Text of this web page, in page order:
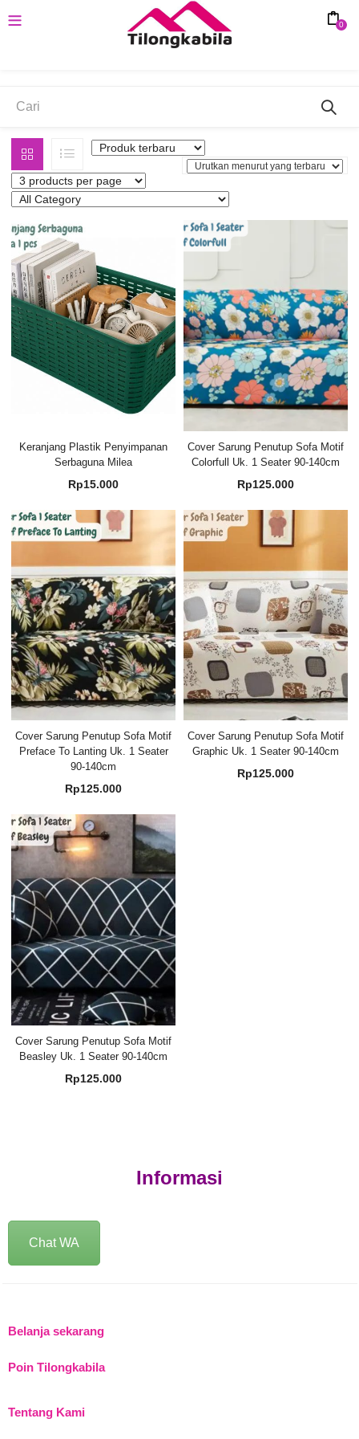
0
NAVY
Keranjang Plastik Penyimpanan
Serbaguna Milea
Rp15.000
Cover Sarung Penutup Sofa Motif
Colorfull Uk. 1 Seater 90-140cm
Rp125.000
Cover Sarung Penutup Sofa Motif
Preface To Lanting Uk. 1 Seater
90-140cm
Rp125.000
Cover Sarung Penutup Sofa Motif
Graphic Uk. 1 Seater 90-140cm
Rp125.000
Cover Sarung Penutup Sofa Motif
Beasley Uk. 1 Seater 90-140cm
Rp125.000
Informasi
Chat WA
Belanja sekarang
Poin Tilongkabila
Tentang Kami